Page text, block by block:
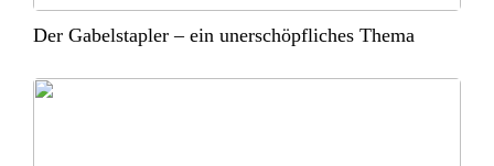
Der Gabelstapler – ein unerschöpfliches Thema